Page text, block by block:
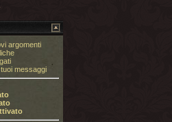
argomenti
messaggi